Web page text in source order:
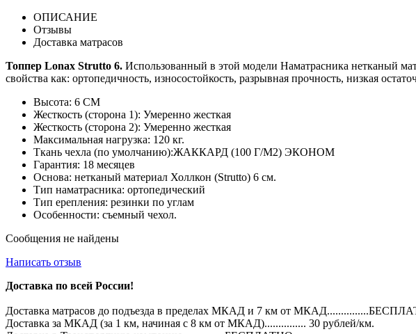
ОПИСАНИЕ
Отзывы
Доставка матрасов
Топпер Lonax Strutto 6. Использованный в этой модели Наматрасника нетканый
свойства как: ортопедичность, износостойкость, разрывная прочность, низкая
Высота: 6 СМ
Жесткость (сторона 1): Умеренно жесткая
Жесткость (сторона 2): Умеренно жесткая
Максимальная нагрузка: 120 кг.
Ткань чехла (по умолчанию):ЖАККАРД (100 Г/М2) ЭКОНОМ
Гарантия: 18 месяцев
Основа: нетканый материал Холлкон (Strutto) 6 см.
Тип наматрасника: ортопедический
Тип ерепления: резинки по углам
Особенности: съемный чехол.
Сообщения не найдены
Написать отзыв
Доставка по всей России!
Доставка матрасов до подъезда в пределах МКАД и 7 км от
Доставка за МКАД (за 1 км, начиная с 8 км от МКАД)............... 30 рублей/км.